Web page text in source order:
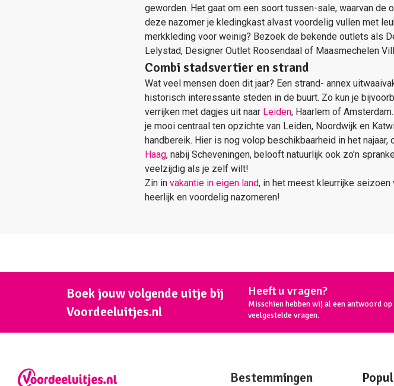
geworden. Het gaat om een soort tussen-sale, waarvan de
deze nazomer je kledingkast alvast voordelig vullen met
merkkleding voor weinig? Bezoek de bekende outlets als
Lelystad, Designer Outlet Roosendaal of Maasmechelen
Combi stadsvertier en strand
Wat veel mensen doen dit jaar? Een strand- annex
historisch interessante steden in de buurt. Zo kun je
verrijken met dagjes uit naar Leiden, Haarlem of
je mooi centraal ten opzichte van Leiden, Noordwijk en
handbereik. Hier is nog volop beschikbaarheid in het
Haag, nabij Scheveningen, belooft natuurlijk ook zo’n
veelzijdig als je zelf wilt!
Zin in vakantie in eigen land, in het meest kleurrijke seizoen
heerlijk en voordelig nazomeren!
Boek jouw volgende uitje bij
Voordeeluitjes.nl
Heeft u vragen?
Misschien hebben wij al een antwoord
veelgestelde vragen.
Bestemmingen